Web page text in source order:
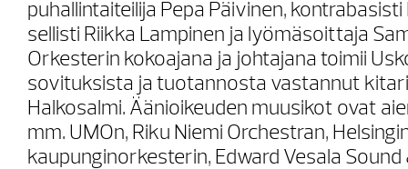
puhallintaiteilija Pepa Päivinen, kontrabasisti
sellisti Riikka Lampinen ja lyömäsoittaja
Orkesterin kokoajana ja johtajana toimii
sovituksista ja tuotannosta vastannut
Halkosalmi. Äänioikeuden muusikot ovat
mm. UMOn, Riku Niemi Orchestran,
kaupunginorkesterin, Edward Vesala